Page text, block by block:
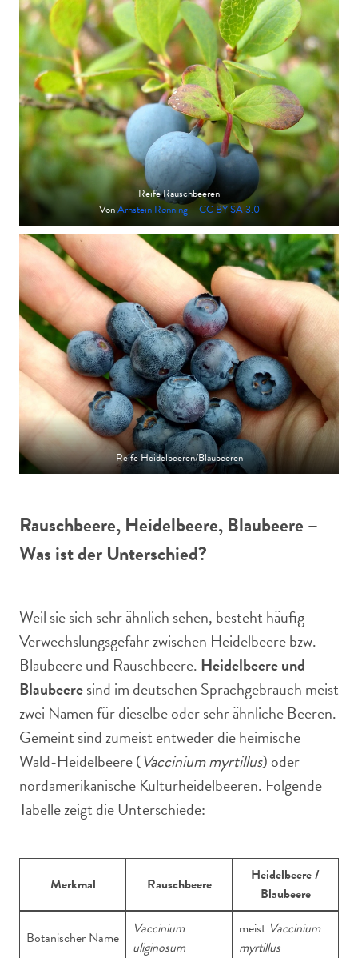
Reife Rauschbeeren
VonArnstein Rønning– CC BY-SA 3.0
Reife Heidelbeeren/Blaubeeren
Rauschbeere, Heidelbeere, Blaubeere –
Was ist der Unterschied?
Weil sie sich sehr ähnlich sehen, besteht häufig
Verwechslungsgefahr zwischen Heidelbeere bzw.
Blaubeere und Rauschbeere. Heidelbeere und
Blaubeeresind im deutschen Sprachgebrauch meist
zwei Namen für dieselbe oder sehr ähnliche Beeren.
Gemeint sind zumeist entweder die heimische
Wald-Heidelbeere (Vaccinium myrtillus) oder
nordamerikanische Kulturheidelbeeren. Folgende
Tabelle zeigt die Unterschiede:
Merkmal Rauschbeere
Heidelbeere /
Blaubeere
Botanischer Name
Vaccinium
uliginosum
meist Vaccinium
myrtillus